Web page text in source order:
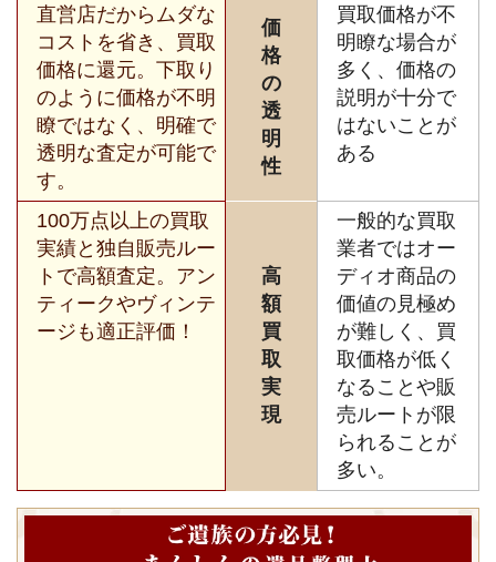
直営店だからムダな
コストを省き、買取
価格に還元。下取り
のように価格が不明
瞭ではなく、明確で
透明な査定が可能で
す。
価
格
の
透
明
性
買取価格が不
明瞭な場合が
多く、価格の
説明が十分で
はないことが
ある
100万点以上の買取
実績と独自販売ルー
トで高額査定。アン
ティークやヴィンテ
ージも適正評価！
高
額
買
取
実
現
一般的な買取
業者ではオー
ディオ商品の
価値の見極め
が難しく、買
取価格が低く
なることや販
売ルートが限
られることが
多い。